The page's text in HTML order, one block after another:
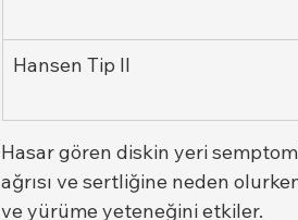
Hansen Tip II
Hasar gören diskin yeri
ağrısı ve sertliğine neden
ve yürüme yeteneğini etkiler.